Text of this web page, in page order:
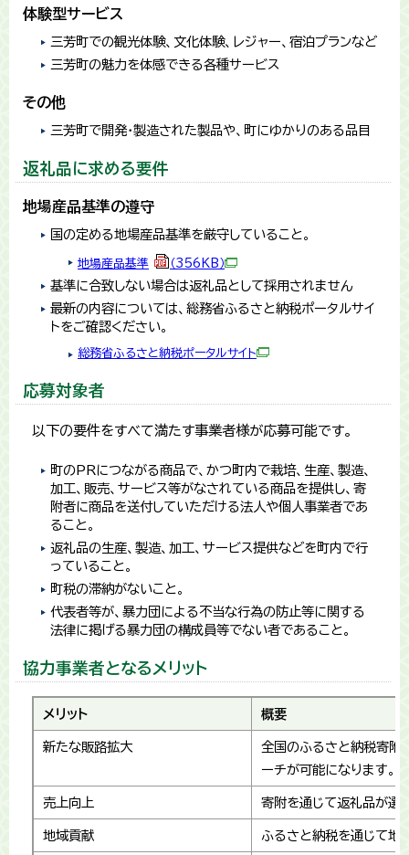
体験型サービス
三芳町での観光体験、文化体験、レジャー、宿泊プランなど
三芳町の魅力を体感できる各種サービス
その他
三芳町で開発・製造された製品や、町にゆかりのある品目
返礼品に求める要件
地場産品基準の遵守
国の定める地場産品基準を厳守していること。
地場産品基準 （356KB）
基準に合致しない場合は返礼品として採用されません
最新の内容については、総務省ふるさと納税ポータルサイ
トをご確認ください。
総務省ふるさと納税ポータルサイト
応募対象者
以下の要件をすべて満たす事業者様が応募可能です。
町のPRにつながる商品で、かつ町内で栽培、生産、製造、
加工、販売、サービス等がなされている商品を提供し、寄
附者に商品を送付していただける法人や個人事業者であ
ること。
返礼品の生産、製造、加工、サービス提供などを町内で行
っていること。
町税の滞納がないこと。
代表者等が、暴力団による不当な行為の防止等に関する
法律に掲げる暴力団の構成員等でない者であること。
協力事業者となるメリット
メリット 概要
新たな販路拡大
全国のふるさと納税寄附
ーチが可能になります。
売上向上 寄附を通じて返礼品が選
地域貢献 ふるさと納税を通じて地